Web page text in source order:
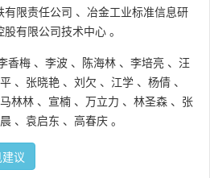
有限责任公司 、 冶金工业标准信息研
股有限公司技术中心 。
香梅 、 李波 、 陈海林 、 李培亮 、 汪
、 张晓艳 、 刘欠 、 江学 、 杨倩 、
马林林 、 宣楠 、 万立力 、 林圣森 、 张
、 袁启东 、 高春庆 。
议